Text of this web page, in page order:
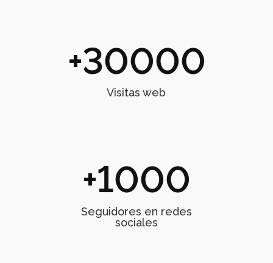
30000
Visitas web
1000
Seguidores en redes
sociales